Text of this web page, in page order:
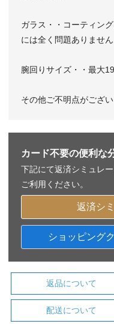
ガラス・・コーティン
には全く問題ありません
腕回りサイズ・・最大
その他ご不明点がござ
カード不要の便利な
下記にて返済シミュレ
ご利用ください。
返済シ
ショッピング
返品について
配送について